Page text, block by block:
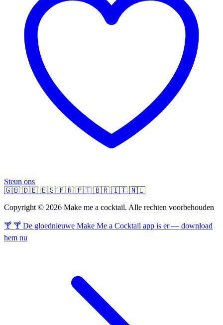
Steun ons
🇬🇧 🇩🇪 🇪🇸 🇫🇷 🇵🇹 🇧🇷 🇮🇹 🇳🇱
Copyright © 2026 Make me a cocktail. Alle rechten voorbehouden
🍸 🍸 De gloednieuwe Make Me a Cocktail app is er — download
hem nu